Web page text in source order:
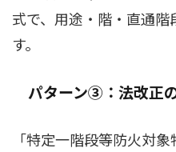
式で、用途・階・直通
す。
パターン③：法改正
「特定一階段等防火対